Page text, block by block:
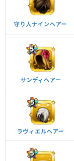
守り人ナインヘアー
サンディヘアー
ラヴィエルヘアー